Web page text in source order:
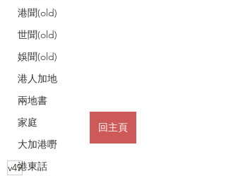
港聞(old)
世聞(old)
娛聞(old)
港人加地
兩地書
家庭
大加港嘢
港東話
回主頁
v49